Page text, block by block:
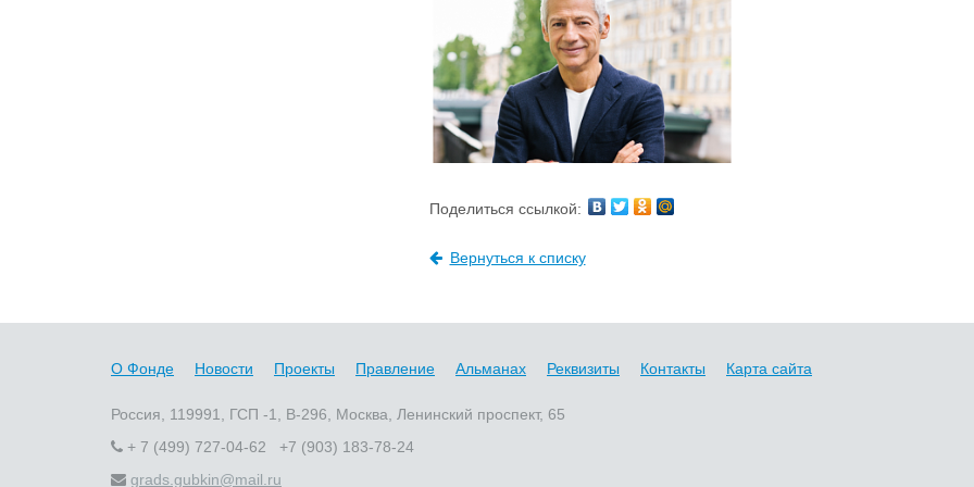
Поделиться ссылкой:
Вернуться к списку
О Фонде Новости Проекты Правление Альманах Реквизиты Контакты Карта сайта
Россия, 119991, ГСП -1, В-296, Москва, Ленинский проспект, 65
+ 7 (499) 727-04-62 +7 (903) 183-78-24
grads.gubkin@mail.ru